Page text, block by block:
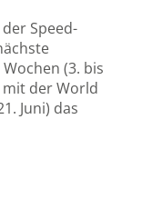
Speed-
(3. bis
mit der World
Juni) das